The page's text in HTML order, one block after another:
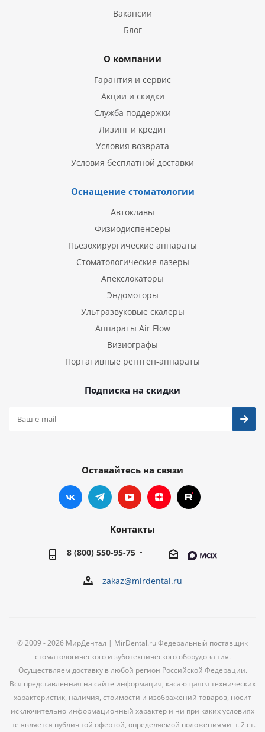
Вакансии
Блог
О компании
Гарантия и сервис
Акции и скидки
Служба поддержки
Лизинг и кредит
Условия возврата
Условия бесплатной доставки
Оснащение стоматологии
Автоклавы
Физиодиспенсеры
Пьезохирургические аппараты
Стоматологические лазеры
Апекслокаторы
Эндомоторы
Ультразвуковые скалеры
Аппараты Air Flow
Визиографы
Портативные рентген-аппараты
Подписка на скидки
Оставайтесь на связи
Контакты
8 (800) 550-95-75
zakaz@mirdental.ru
© 2009 - 2026 МирДентал | MirDental.ru Федеральный поставщик
стоматологического и зуботехнического оборудования.
Осуществляем доставку в любой регион Российской Федерации.
Вся представленная на сайте информация, касающаяся технических
характеристик, наличия, стоимости и изображений товаров, носит
исключительно информационный характер и ни при каких условиях
не является публичной офертой, определяемой положениями п. 2 ст.